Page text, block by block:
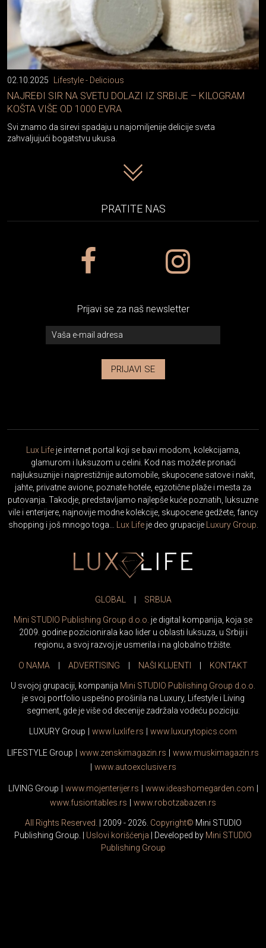
02.10.2025 Lifestyle - Delicious
NAJREĐI SIR NA SVETU DOLAZI IZ SRBIJE – KILOGRAM
KOŠTA VIŠE OD 1000 EVRA
Svi znamo da sirevi spadaju u najomiljenije delicije sveta
zahvaljujući bogatstvu ukusa.
PRATITE NAS
Prijavi se za naš newsletter
PRIJAVI SE
Lux Lifeje internet portal koji se bavi modom, kolekcijama,
glamurom i luksuzom u celini. Kod nas možete pronaći
najluksuznije i najprestižnije automobile, skupocene satove i nakit,
jahte, privatne avione, poznate hotele, egzotične plaže i mesta za
putovanja. Takodje, predstavljamo najlepše kuće poznatih, luksuzne
vile i enterijere, najnovije modne kolekcije, skupocene gedžete, fancy
shopping i još mnogo toga…
Lux Lifeje deo grupacije Luxury Group
GLOBAL SRBIJA
Mini STUDIO Publishing Group d.o.o. je digital kompanija, koja se
2009. godine pozicionirala kao lider u oblasti luksuza, u Srbiji i
regionu, a svoj razvoj je usmerila i na globalno tržište.
O NAMA ADVERTISING NAŠI KLIJENTI KONTAKT
U svojoj grupaciji, kompanija Mini STUDIO Publishing Group d.o.o.
je svoj portfolio uspešno proširila na Luxury, Lifestyle i Living
segment, gde je više od decenije zadržala vodeću poziciju:
LUXURY Group www. luxlife .rs www. luxurytopics .com
LIFESTYLE Group www. zenskimagazin.rs www. muskimagazin.rs
www. autoexclusive.rs
LIVING Group www. mojenterijer.rs www. ideashomegarden.com
www. fusiontables .rs www. robotzabazen .rs
All Rights Reserved. | 2009 - 2026. Copyright© Mini STUDIO
Publishing Group. | Uslovi korišćenja | Developed by Mini STUDIO
Publishing Group